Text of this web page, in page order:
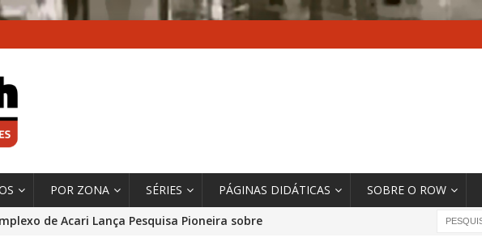
POR ZONA SÉRIES PÁGINAS DIDÁTICAS SOBRE O ROW
de Acari Lança Pesquisa Pioneira sobre